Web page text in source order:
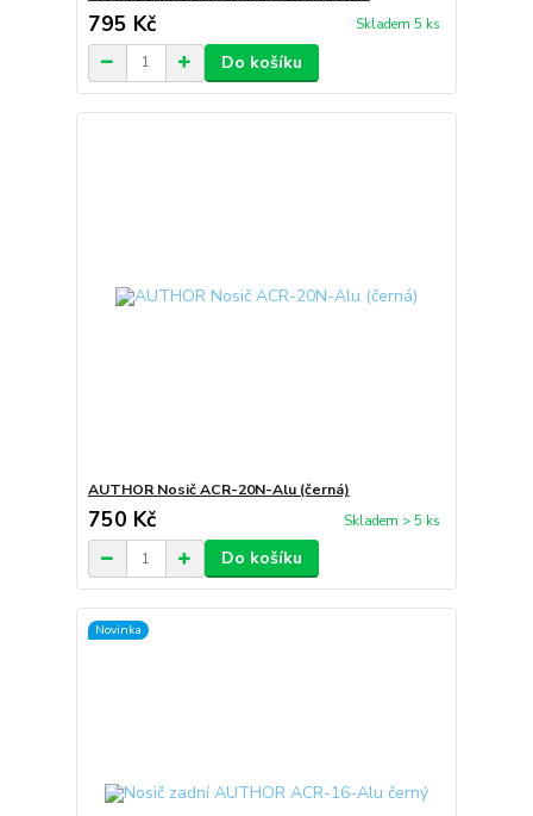
795 Kč Skladem 5 ks
Do košíku
AUTHOR Nosič ACR-20N-Alu (černá)
750 Kč Skladem > 5 ks
Do košíku
Novinka